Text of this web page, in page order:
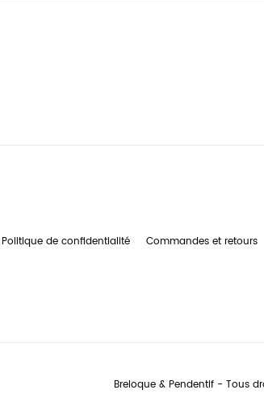
Politique de confidentialité Commandes et retours
Breloque & Pendentif - Tous